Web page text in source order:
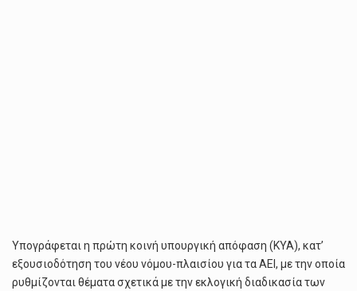
Υπογράφεται η πρώτη κοινή υπουργική απόφαση (KYA), κατ’
εξουσιοδότηση του νέου νόμου-πλαισίου για τα ΑΕΙ, με την οποία
ρυθμίζονται θέματα σχετικά με την εκλογική διαδικασία των